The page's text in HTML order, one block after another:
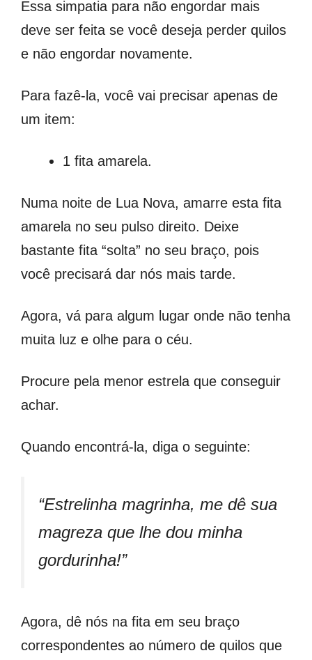
Essa simpatia para não engordar mais
deve ser feita se você deseja perder quilos
e não engordar novamente.
Para fazê-la, você vai precisar apenas de
um item:
1 fita amarela.
Numa noite de Lua Nova, amarre esta fita
amarela no seu pulso direito. Deixe
bastante fita “solta” no seu braço, pois
você precisará dar nós mais tarde.
Agora, vá para algum lugar onde não tenha
muita luz e olhe para o céu.
Procure pela menor estrela que conseguir
achar.
Quando encontrá-la, diga o seguinte:
“Estrelinha magrinha, me dê sua
magreza que lhe dou minha
gordurinha!”
Agora, dê nós na fita em seu braço
correspondentes ao número de quilos que